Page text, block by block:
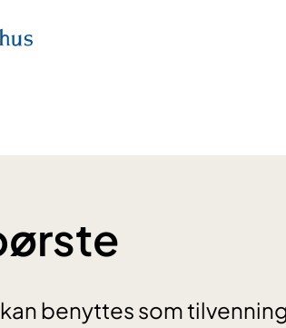
benyttes som